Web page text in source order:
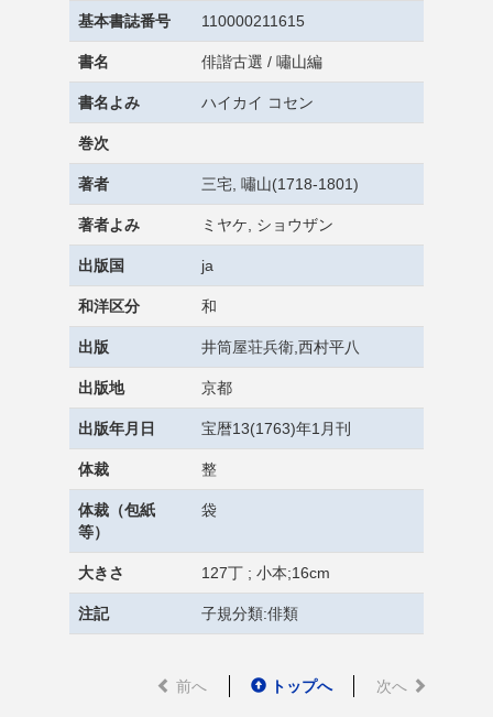
基本書誌番号 110000211615
書名 俳諧古選 / 嘯山編
書名よみ ハイカイ コセン
巻次
著者 三宅, 嘯山(1718-1801)
著者よみ ミヤケ, ショウザン
出版国 ja
和洋区分 和
出版 井筒屋荘兵衛,西村平八
出版地 京都
出版年月日 宝暦13(1763)年1月刊
体裁 整
体裁（包紙
等）
袋
大きさ 127丁 ; 小本;16cm
注記 子規分類:俳類
前へ トップへ 次へ